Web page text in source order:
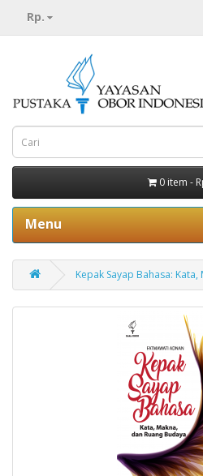
Rp.
0 item -
Menu
Kepak Sayap Bahasa: